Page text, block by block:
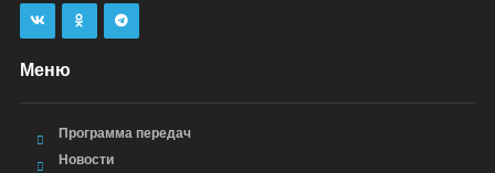
Меню
Программа передач
Новости